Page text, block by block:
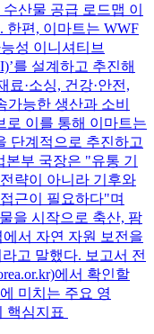
산물 공급 로드맵 이
한편, 이마트는 WWF
성 이니셔티브
를 설계하고 추진해
료·소싱, 건강·안전,
능한 생산과 소비
로 이를 통해 이마트는
단계적으로 추진하고
부 국장은 "유통 기
략이 아니라 기후와
근이 필요하다"며
을 시작으로 축산, 팜
서 자연 자원 보전을
고 말했다. 보고서 전
에서 확인할
미치는 주요 영
핵심지표